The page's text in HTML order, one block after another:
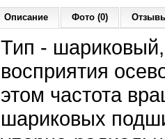
Описание Фото (0)
Тип -
восприятия
этом частота
шариковых